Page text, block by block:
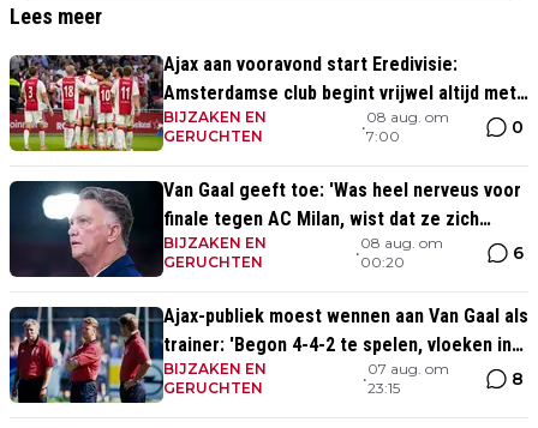
Lees meer
Ajax aan vooravond start Eredivisie:
Amsterdamse club begint vrijwel altijd met
zege
BIJZAKEN EN
GERUCHTEN
•
08 aug. om
7:00
0
Van Gaal geeft toe: 'Was heel nerveus voor
finale tegen AC Milan, wist dat ze zich
zouden aanpassen'
BIJZAKEN EN
GERUCHTEN
•
08 aug. om
00:20
6
Ajax-publiek moest wennen aan Van Gaal als
trainer: 'Begon 4-4-2 te spelen, vloeken in
de kerk'
BIJZAKEN EN
GERUCHTEN
•
07 aug. om
23:15
8